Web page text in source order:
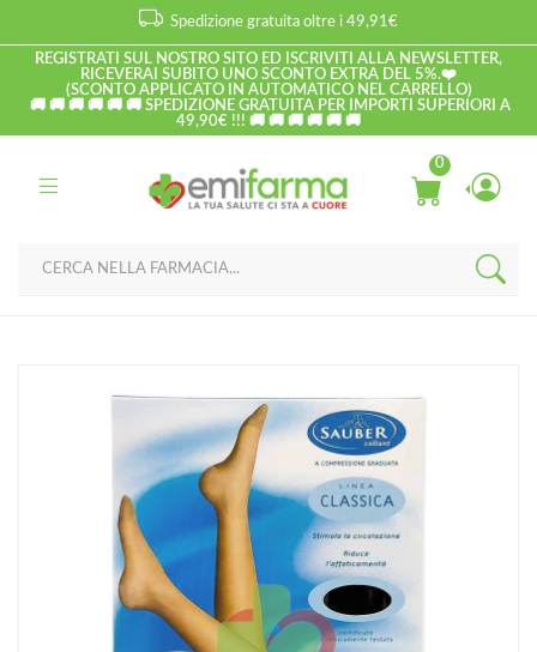
Spedizione gratuita oltre i 49,91€
REGISTRATI SUL NOSTRO SITO ED ISCRIVITI ALLA NEWSLETTER,
RICEVERAI SUBITO UNO SCONTO EXTRA DEL 5%.❤️
(SCONTO APPLICATO IN AUTOMATICO NEL CARRELLO)
🚚 🚚 🚚 🚚 🚚 🚚 SPEDIZIONE GRATUITA PER IMPORTI SUPERIORI A
49,90€ !!! 🚚 🚚 🚚 🚚 🚚 🚚
0
20mm tg 4 Glac